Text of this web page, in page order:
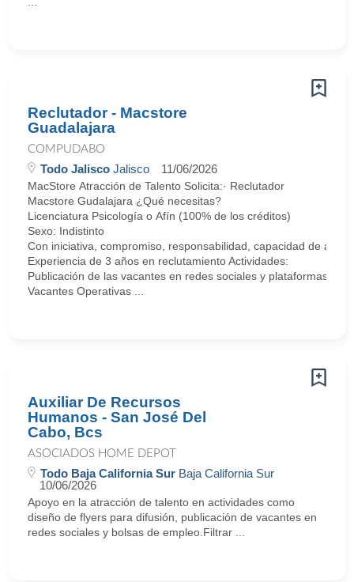
Reclutador - Macstore
Guadalajara
COMPUDABO
Todo Jalisco Jalisco 11/06/2026
MacStore Atracción de Talento Solicita:· Reclutador
Macstore Gudalajara ¿Qué necesitas?
Licenciatura Psicología o Afín (100% de los créditos)
Sexo: Indistinto
Con iniciativa, compromiso, responsabilidad, capacidad de
Experiencia de 3 años en reclutamiento Actividades:
Publicación de las vacantes en redes sociales y plataformas
Vacantes Operativas ...
Auxiliar De Recursos
Humanos - San José Del
Cabo, Bcs
ASOCIADOS HOME DEPOT
Todo Baja California Sur Baja California Sur
10/06/2026
Apoyo en la atracción de talento en actividades como
diseño de flyers para difusión, publicación de vacantes en
redes sociales y bolsas de empleo.Filtrar ...